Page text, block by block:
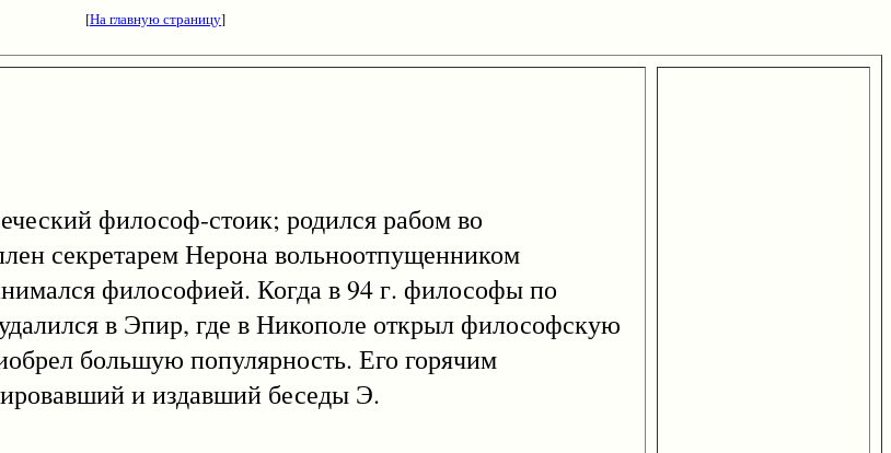
[На главную страницу]
философ-стоик; родился рабом во
секретарем Нерона вольноотпущенником
философией. Когда в 94 г. философы по
в Эпир, где в Никополе открыл философскую
большую популярность. Его горячим
и издавший беседы Э.